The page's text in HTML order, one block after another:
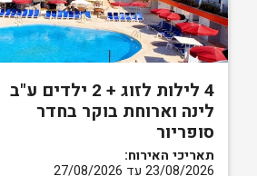
4 לילות לזוג + 2 ילדים ע"ב
לינה וארוחת בוקר בחדר
סופריור
תאריכי האירוח:
23/08/2026 עד 27/08/2026